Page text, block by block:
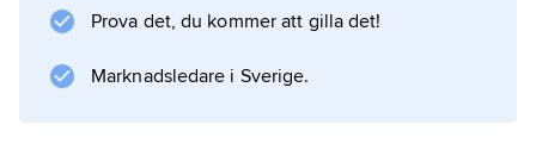
medelhavsområdets arkitektoniskt rikaste
särställning kom staden att helt dominera den
Prova det, du kommer att gilla det!
Marknadsledare i Sverige.